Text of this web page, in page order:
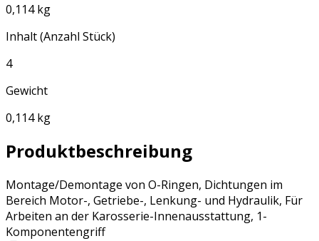
0,114 kg
Inhalt (Anzahl Stück)
4
Gewicht
0,114 kg
Produktbeschreibung
Montage/Demontage von O-Ringen, Dichtungen im
Bereich Motor-, Getriebe-, Lenkung- und Hydraulik, Für
Arbeiten an der Karosserie-Innenausstattung, 1-
Komponentengriff